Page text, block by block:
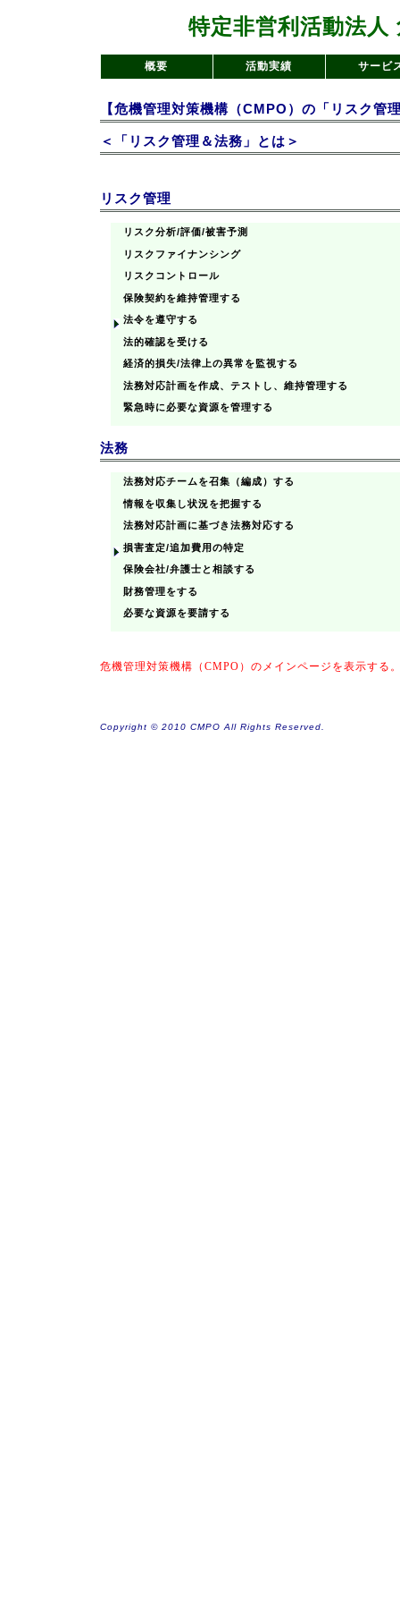
特定非営利活動法人
概要 活動実績 サービ
【危機管理対策機構（CMPO）の「リスク管
＜「リスク管理＆法務」とは＞
リスク管理
リスク分析/評価/被害予測
リスクファイナンシング
リスクコントロール
保険契約を維持管理する
法令を遵守する
法的確認を受ける
経済的損失/法律上の異常を監視する
法務対応計画を作成、テストし、維持管理する
緊急時に必要な資源を管理する
法務
法務対応チームを召集（編成）する
情報を収集し状況を把握する
法務対応計画に基づき法務対応する
損害査定/追加費用の特定
保険会社/弁護士と相談する
財務管理をする
必要な資源を要請する
危機管理対策機構（CMPO）のメインページを表示する
Copyright © 2010 CMPO All Rights Reserved.